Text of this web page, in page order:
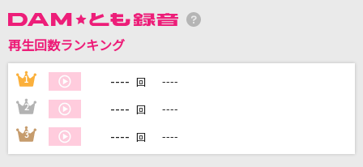
DAMに会員登録・ログインして
再生回数ランキング
1 ---- 回 ----
2 ---- 回 ----
3 ---- 回 ----